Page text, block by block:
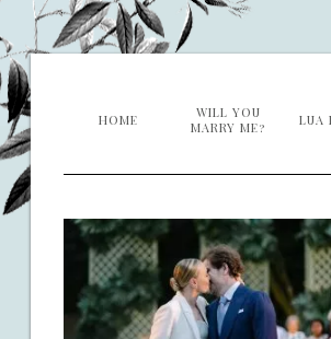
HOME
WILL YOU
MARRY ME?
LUA